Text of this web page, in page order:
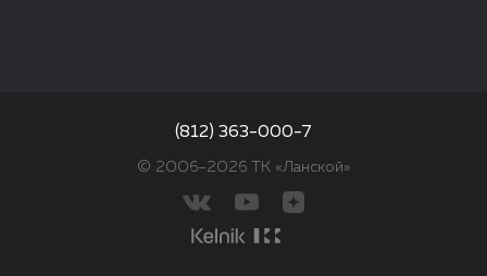
© 2006–2026 ТК «Ланской»
(812) 363-000-7